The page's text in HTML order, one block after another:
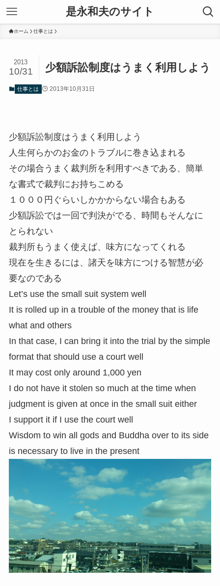
是永和夫のサイト
ホーム 仕事とは
少額訴訟制度はうまく利用しよう
2013
10/31
仕事とは 2013年10月31日
少額訴訟制度はうまく利用しよう
人生何らかのお金のトラブルに巻き込まれる
その場合うまく裁判所を利用すべきである、簡単
な書式で裁判にお持ちこめる
１０００円ぐらいしかかからない場合もある
少額訴訟では一回で判決がでる、時間もそんなに
とられない
裁判所もうまく使えば、味方になってくれる
現在を生きるには、諸天を味方につける智慧が必
要なのである
Let’s use the small suit system well
It is rolled up in a trouble of the money that is life
what and others
In that case, I can bring it into the trial by the simple
format that should use a court well
It may cost only around 1,000 yen
I do not have it stolen so much at the time when
judgment is given at once in the small suit either
I support it if I use the court well
Wisdom to win all gods and Buddha over to its side
is necessary to live in the present